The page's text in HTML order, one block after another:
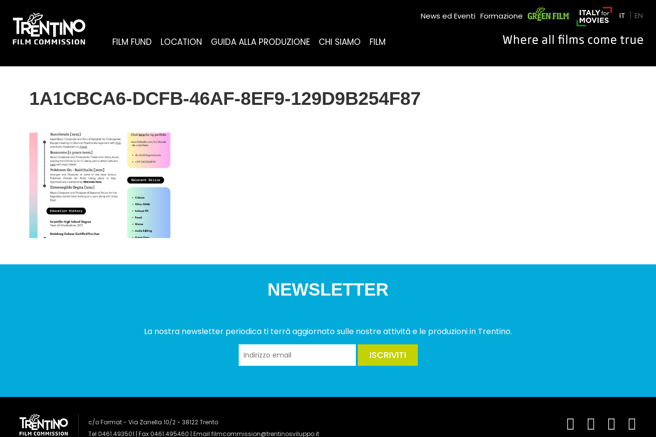
FILM FUND LOCATION GUIDA ALLA PRODUZIONE CHI SIAMO FILM
News ed Eventi Formazione Green Film IT EN
1A1CBCA6-DCFB-46AF-8EF9-129D9B254F87
NEWSLETTER
La nostra newsletter periodica ti terrà aggiornato sulle nostre attività e le produzioni in Trentino.
ISCRIVITI
c/o Format - Via Zanella 10/2 - 38122 Trento
Tel 0461.493501 | Fax 0461.495460 | Email filmcommission@trentinosviluppo.it